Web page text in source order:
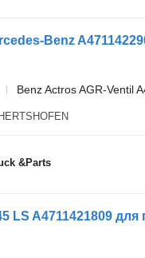
Benz Actros AGR-Ventil
&Parts
LS A4711421809